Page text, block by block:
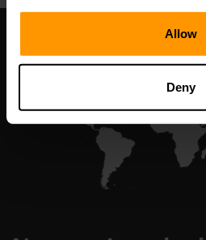
Allow
Deny